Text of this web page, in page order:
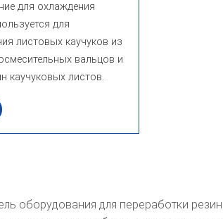
для охлаждения
для
листовых каучуков из
вальцов и
каучуковых листов.
оборудования для переработки